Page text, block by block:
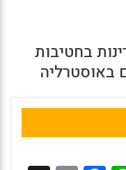
בחטיבות
באוסטרליה